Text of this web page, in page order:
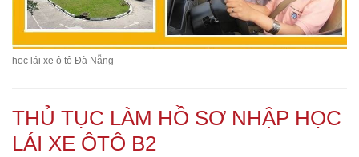
học lái xe ô tô Đà Nẵng
THỦ TỤC LÀM HỒ SƠ NHẬP HỌC
LÁI XE ÔTÔ B2